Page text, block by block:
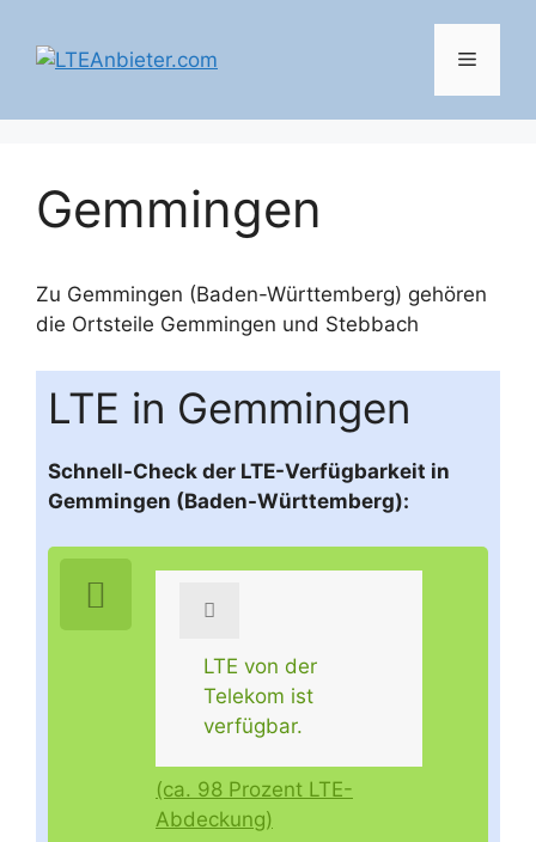
Inhalt
springen
Menü
Gemmingen
Zu Gemmingen (Baden-Württemberg) gehören
die Ortsteile Gemmingen und Stebbach
LTE in Gemmingen
Schnell-Check der LTE-Verfügbarkeit in
Gemmingen (Baden-Württemberg):
LTE von der
Telekom ist
verfügbar.
(ca. 98 Prozent LTE-
Abdeckung)